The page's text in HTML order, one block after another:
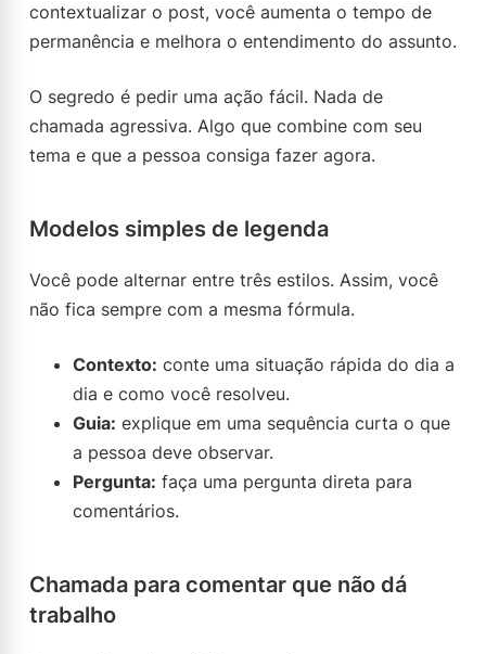
contextualizar o post, você aumenta o tempo de
permanência e melhora o entendimento do assunto.
O segredo é pedir uma ação fácil. Nada de
chamada agressiva. Algo que combine com seu
tema e que a pessoa consiga fazer agora.
Modelos simples de legenda
Você pode alternar entre três estilos. Assim, você
não fica sempre com a mesma fórmula.
Contexto: conte uma situação rápida do dia a
dia e como você resolveu.
Guia: explique em uma sequência curta o que
a pessoa deve observar.
Pergunta: faça uma pergunta direta para
comentários.
Chamada para comentar que não dá
trabalho